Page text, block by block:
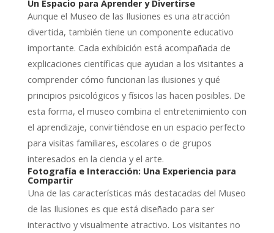
Un Espacio para Aprender y Divertirse
Aunque el Museo de las Ilusiones es una atracción
divertida, también tiene un componente educativo
importante. Cada exhibición está acompañada de
explicaciones científicas que ayudan a los visitantes a
comprender cómo funcionan las ilusiones y qué
principios psicológicos y físicos las hacen posibles. De
esta forma, el museo combina el entretenimiento con
el aprendizaje, convirtiéndose en un espacio perfecto
para visitas familiares, escolares o de grupos
interesados en la ciencia y el arte.
Fotografía e Interacción: Una Experiencia para
Compartir
Una de las características más destacadas del Museo
de las Ilusiones es que está diseñado para ser
interactivo y visualmente atractivo. Los visitantes no